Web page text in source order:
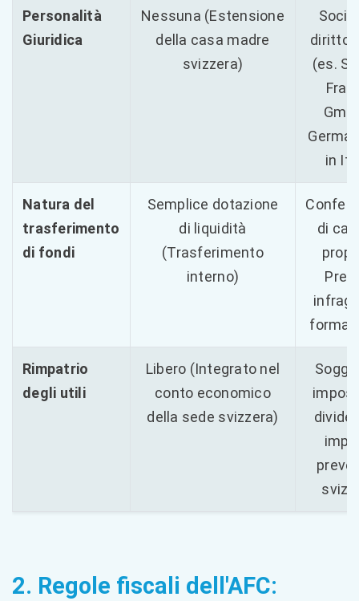
Personalità
Giuridica
Nessuna (Estensione
della casa madre
svizzera)
diritto
(es.
in
Natura del
trasferimento
di fondi
Semplice dotazione
di liquidità
(Trasferimento
interno)
di
Rimpatrio
degli utili
Libero (Integrato nel
conto economico
della sede svizzera)
2. Regole fiscali dell'AFC: